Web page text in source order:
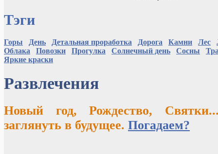
Тэги
Горы День Детальная проработка Дорога Камни Лес
Облака
Повозки Прогулка Солнечный день Сосны
Яркие краски
Развлечения
Новый год, Рождество,
заглянуть в будущее. Погадаем?